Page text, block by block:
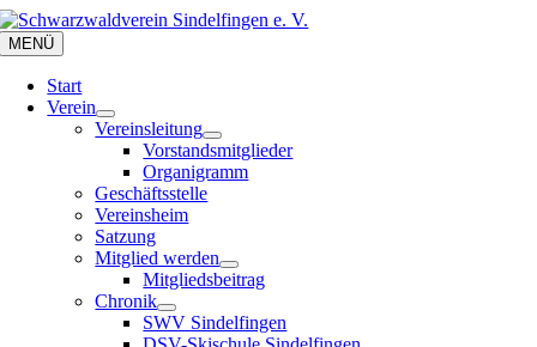
Zum
Inhalt
springen
MENÜ
Start
Verein
Vereinsleitung
Vorstandsmitglieder
Organigramm
Geschäftsstelle
Vereinsheim
Satzung
Mitglied werden
Mitgliedsbeitrag
Chronik
SWV Sindelfingen